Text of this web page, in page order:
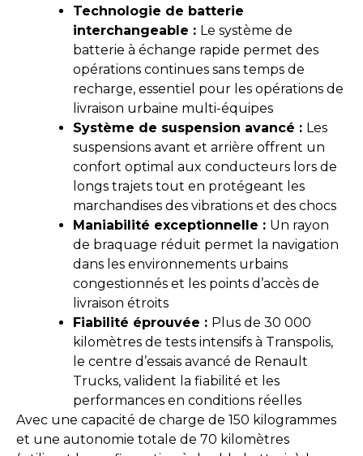
Technologie de batterie
interchangeable : Le système de
batterie à échange rapide permet des
opérations continues sans temps de
recharge, essentiel pour les opérations de
livraison urbaine multi-équipes
Système de suspension avancé : Les
suspensions avant et arrière offrent un
confort optimal aux conducteurs lors de
longs trajets tout en protégeant les
marchandises des vibrations et des chocs
Maniabilité exceptionnelle : Un rayon
de braquage réduit permet la navigation
dans les environnements urbains
congestionnés et les points d’accès de
livraison étroits
Fiabilité éprouvée : Plus de 30 000
kilomètres de tests intensifs à Transpolis,
le centre d’essais avancé de Renault
Trucks, valident la fiabilité et les
performances en conditions réelles
Avec une capacité de charge de 150 kilogrammes
et une autonomie totale de 70 kilomètres